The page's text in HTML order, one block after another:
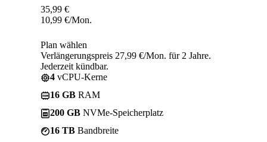
35,99 €
10,99 €/Mon.
Plan wählen
Verlängerungspreis 27,99 €/Mon. für 2 Jahre.
Jederzeit kündbar.
4 vCPU-Kerne
16 GB RAM
200 GB NVMe-Speicherplatz
16 TB Bandbreite